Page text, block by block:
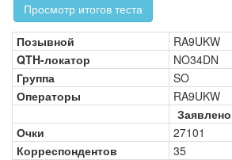
Просмотр итогов теста
Позывной
RA9UKW
QTH-локатор
NO34DN
Группа
SO
Операторы
RA9UKW
Заявлено
Очки
27101
Корреспондентов
35